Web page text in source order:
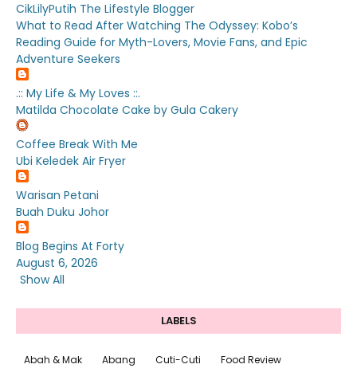
CikLilyPutih The Lifestyle Blogger
What to Read After Watching The Odyssey: Kobo’s
Reading Guide for Myth-Lovers, Movie Fans, and Epic
Adventure Seekers
.:: My Life & My Loves ::.
Matilda Chocolate Cake by Gula Cakery
Coffee Break With Me
Ubi Keledek Air Fryer
Warisan Petani
Buah Duku Johor
Blog Begins At Forty
August 6, 2026
Show All
LABELS
Abah & Mak Abang Cuti-Cuti
Food Review